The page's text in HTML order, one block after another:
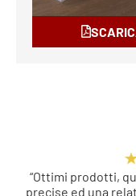
“Ottimi prodotti,
precise ed una